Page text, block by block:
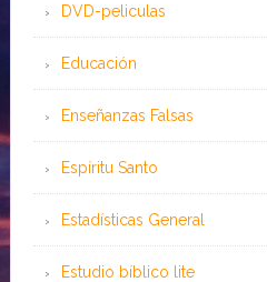
DVD-peliculas
Educación
Enseñanzas Falsas
Espíritu Santo
Estadísticas General
Estudio bíblico lite